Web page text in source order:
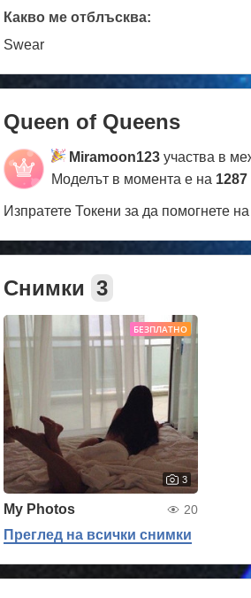
Какво ме отблъсква:
Swear
Queen of Queens
Miramoon123 участва в
Моделът в момента е на
Изпратете Токени за да помогнете на
Снимки 3
БЕЗПЛАТНО
3
My Photos 20
Преглед на всички снимки